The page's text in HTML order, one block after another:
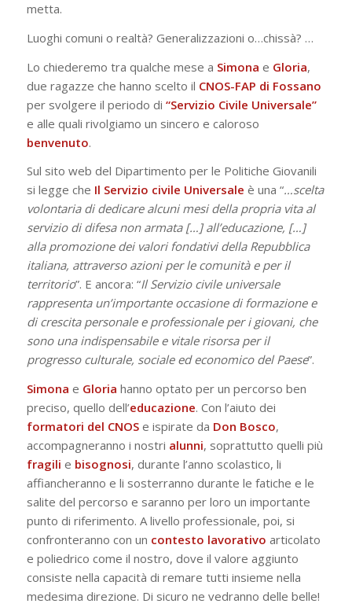
metta.
Luoghi comuni o realtà? Generalizzazioni o…chissà? …
Lo chiederemo tra qualche mese a Simona e Gloria,
due ragazze che hanno scelto il CNOS-FAP di Fossano
per svolgere il periodo di “Servizio Civile Universale”
e alle quali rivolgiamo un sincero e caloroso
benvenuto.
Sul sito web del Dipartimento per le Politiche Giovanili
si legge che Il Servizio civile Universale è una “…scelta
volontaria di dedicare alcuni mesi della propria vita al
servizio di difesa non armata […] all’educazione, […]
alla promozione dei valori fondativi della Repubblica
italiana, attraverso azioni per le comunità e per il
territorio”. E ancora: “Il Servizio civile universale
rappresenta un’importante occasione di formazione e
di crescita personale e professionale per i giovani, che
sono una indispensabile e vitale risorsa per il
progresso culturale, sociale ed economico del Paese”.
Simona e Gloria hanno optato per un percorso ben
preciso, quello dell’educazione. Con l’aiuto dei
formatori del CNOSe ispirate da Don Bosco,
accompagneranno i nostri alunni, soprattutto quelli più
fragili e bisognosi, durante l’anno scolastico, li
affiancheranno e li sosterranno durante le fatiche e le
salite del percorso e saranno per loro un importante
punto di riferimento. A livello professionale, poi, si
confronteranno con un contesto lavorativo articolato
e poliedrico come il nostro, dove il valore aggiunto
consiste nella capacità di remare tutti insieme nella
medesima direzione. Di sicuro ne vedranno delle belle!